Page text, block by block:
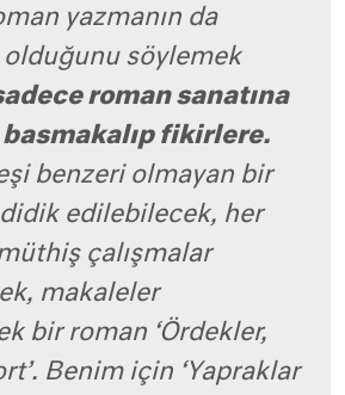
yazmanın da
söylemek
roman sanatına
fikirlere.
benzeri olmayan bir
edilebilecek, her
çalışmalar
makaleler
bir roman ‘Ördekler,
Benim için ‘Yapraklar